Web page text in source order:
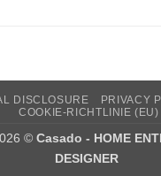
DISCLOSURE
PRIVACY
COOKIE-RICHTLINIE (EU)
© Casado - HOME
DESIGNER